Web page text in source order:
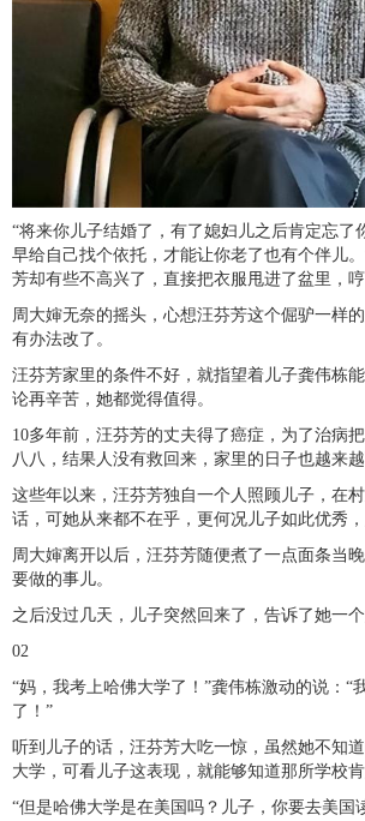
“将来你儿子结婚了，有了媳妇儿之后肯定忘了
早给自己找个依托，才能让你老了也有个伴儿
芳却有些不高兴了，直接把衣服甩进了盆里，哼
周大婶无奈的摇头，心想汪芬芳这个倔驴一样
有办法改了。
汪芬芳家里的条件不好，就指望着儿子龚伟栋
论再辛苦，她都觉得值得。
10多年前，汪芬芳的丈夫得了癌症，为了治病
八八，结果人没有救回来，家里的日子也越来越
这些年以来，汪芬芳独自一个人照顾儿子，在
话，可她从来都不在乎，更何况儿子如此优秀，
周大婶离开以后，汪芬芳随便煮了一点面条当
要做的事儿。
之后没过几天，儿子突然回来了，告诉了她一个
02
“妈，我考上哈佛大学了！”龚伟栋激动的说：“
了！”
听到儿子的话，汪芬芳大吃一惊，虽然她不知
大学，可看儿子这表现，就能够知道那所学校肯
“但是哈佛大学是在美国吗？儿子，你要去美国